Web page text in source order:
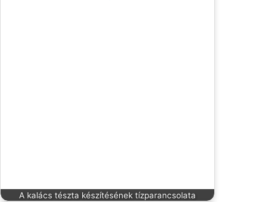
A kalács tészta készítésének tízparancsolata